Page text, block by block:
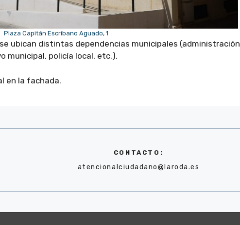
Plaza Capitán Escribano Aguado, 1
ubican distintas dependencias municipales (administración
municipal, policía local, etc.).
en la fachada.
CONTACTO:
atencionalciudadano@laroda.es